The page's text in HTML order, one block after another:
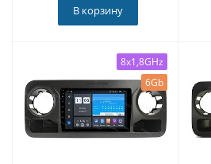
В корзину
8x1,8GHz
6Gb